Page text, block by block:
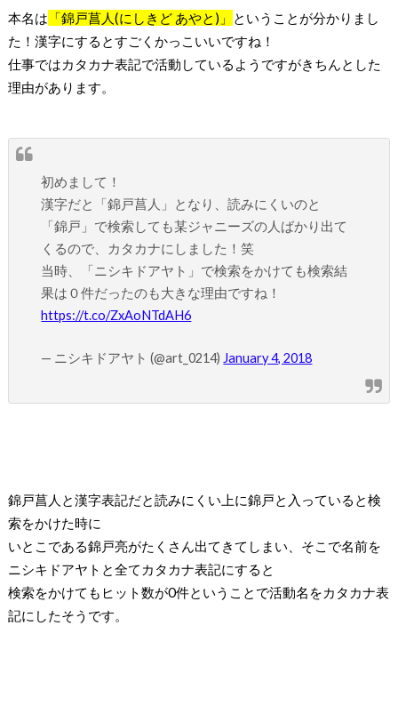
本名は 「錦戸菖人(にしきど あやと ) 」
ということが分かりまし
た！漢字にするとすごくかっこいいですね！
仕事ではカタカナ表記で活動しているようですがきちんとした
理由があります。
初めまして！
漢字だと「錦戸菖人」となり、読みにくいのと
「錦戸」で検索しても某ジャニーズの人ばかり出て
くるので、カタカナにしました！笑
当時、「ニシキドアヤト」で検索をかけても検索結
果は０件だったのも大きな理由ですね！
https://t.co/ZxAoNTdAH6
— ニシキドアヤト (@art_0214)January 4, 2018
錦戸菖人と漢字表記だと読みにくい上に錦戸と入っていると検
索をかけた時に
いとこである錦戸亮がたくさん出てきてしまい、そこで名前を
ニシキドアヤトと全てカタカナ表記にすると
検索をかけてもヒット数が0件ということで活動名をカタカナ表
記にしたそうです。